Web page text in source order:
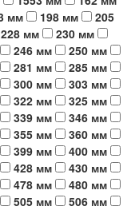
мм 198 мм
205
228 мм
230 мм
246 мм
250 мм
281 мм
285 мм
300 мм
303 мм
322 мм
325 мм
339 мм
346 мм
355 мм
360 мм
399 мм
400 мм
428 мм
430 мм
478 мм
480 мм
505 мм
506 мм